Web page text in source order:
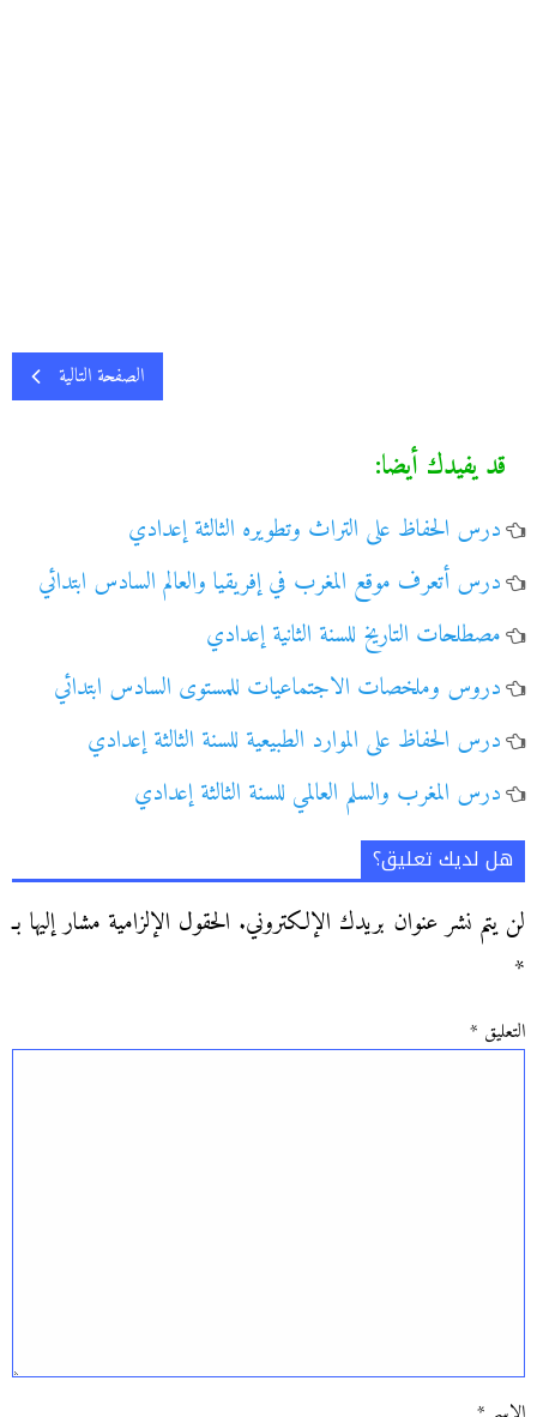
الصفحة التالية
قد يفيدك أيضا:
درس الحفاظ على التراث وتطويره الثالثة إعدادي
درس أتعرف موقع المغرب في إفريقيا والعالم السادس ابتدائي
مصطلحات التاريخ للسنة الثانية إعدادي
دروس وملخصات الاجتماعيات للمستوى السادس ابتدائي
درس الحفاظ على الموارد الطبيعية للسنة الثالثة إعدادي
درس المغرب والسلم العالمي للسنة الثالثة إعدادي
هل لديك تعليق؟
لن يتم نشر عنوان بريدك الإلكتروني. الحقول الإلزامية مشار إليها بـ
*
التعليق *